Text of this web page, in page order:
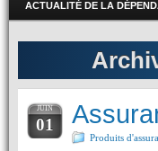
ACTUALITÉ DE LA
JUIN
01
Produits